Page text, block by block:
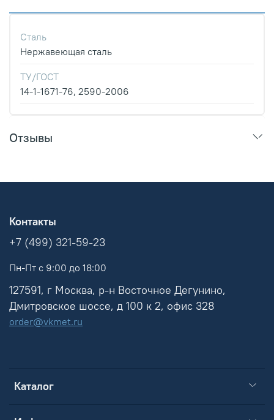
Сталь
Нержавеющая сталь
ТУ/ГОСТ
14-1-1671-76, 2590-2006
Отзывы
Каталог
Контакты
+7 (499) 321-59-23
Пн-Пт с 9:00 до 18:00
127591, г Москва, р-н Восточное Дегунино,
Дмитровское шоссе, д 100 к 2, офис 328
order@vkmet.ru